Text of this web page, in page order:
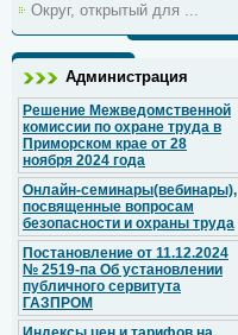
Округ, открытый для ...
Администрация
Решение Межведомственной
комиссии по охране труда в
Приморском крае от 28
ноября 2024 года
Онлайн-семинары(вебинары),
посвященные вопросам
безопасности и охраны труда
Постановление от 11.12.2024
№ 2519-па Об установлении
публичного сервитута
ГАЗПРОМ